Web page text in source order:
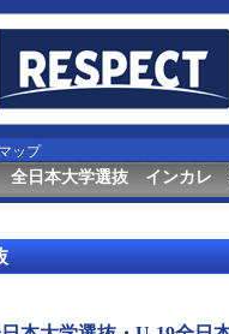
ップ
全日本大学選抜 インカレ